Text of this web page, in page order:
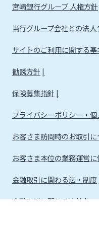
宮崎銀行グループ 人権方針
当行グループ会社との法
サイトのご利用に関する基
勧誘方針
保険募集指針
プライバシーポリシー・
お客さま訪問時のお取引に
お客さま本位の業務運営
金融取引に関わる法・制度
金融取引に関わる方針